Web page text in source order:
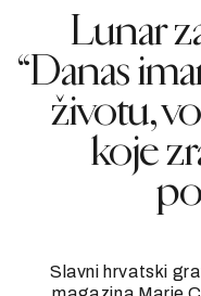
Lunar
“Danas
životu,
koje
Slavni hrvatski